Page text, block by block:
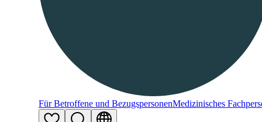
Für Betroffene und BezugspersonenMedizinisches